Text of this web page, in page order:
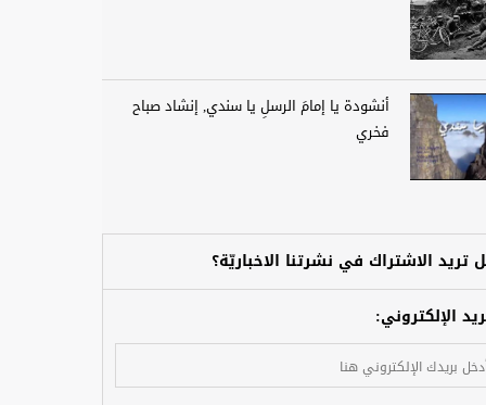
أنشودة يا إمامَ الرسلِ يا سندي, إنشاد صباح
فخري
تريد الاشتراك في نشرتنا الاخباريّة؟
الإلكتروني: